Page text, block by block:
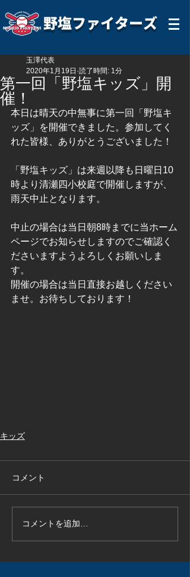
野塩ファイターズ
第一回「野塩キッズ」開
催！
玉澤代表
2020年1月19日 読了時間: 1分
本日は晴天の中無事に第一回「野塩キ
ッズ」を開催できました。参加してく
れた皆様、ありがとうございました！
「野塩キッズ」は来週以降も日曜日10
時より清瀬四小校庭で開催しますが、
雨天中止となります。
中止の場合は当日朝8時までに当ホーム
ページでお知らせしますのでご確認く
ださいますようよろしくお願いしま
す。
開催の場合は当日直接お越しください
ませ。お待ちしております！
キッズ
コメント
コメントを追加…